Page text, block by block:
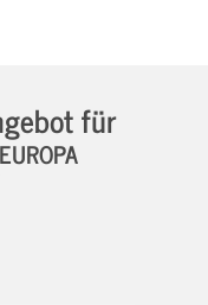
für
EUROPA